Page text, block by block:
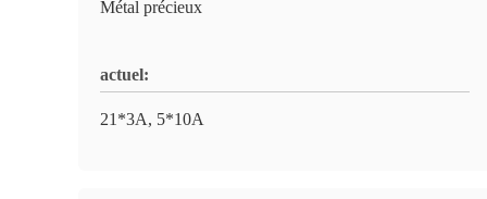
Métal précieux
actuel:
21*3A, 5*10A